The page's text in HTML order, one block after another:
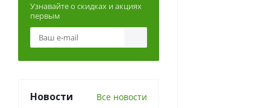
Узнавайте о скидках и акциях
первым
Новости Все новости